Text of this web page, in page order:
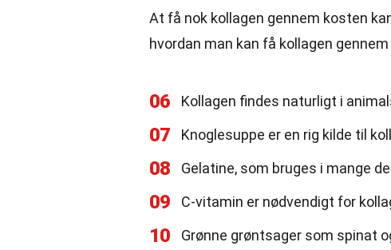
At få nok kollagen gennem kosten
hvordan man kan få kollagen gennem
06 Kollagen findes naturligt i
07 Knoglesuppe er en rig kilde til
08 Gelatine, som bruges i mange
09 C-vitamin er nødvendigt for
10 Grønne grøntsager som spinat